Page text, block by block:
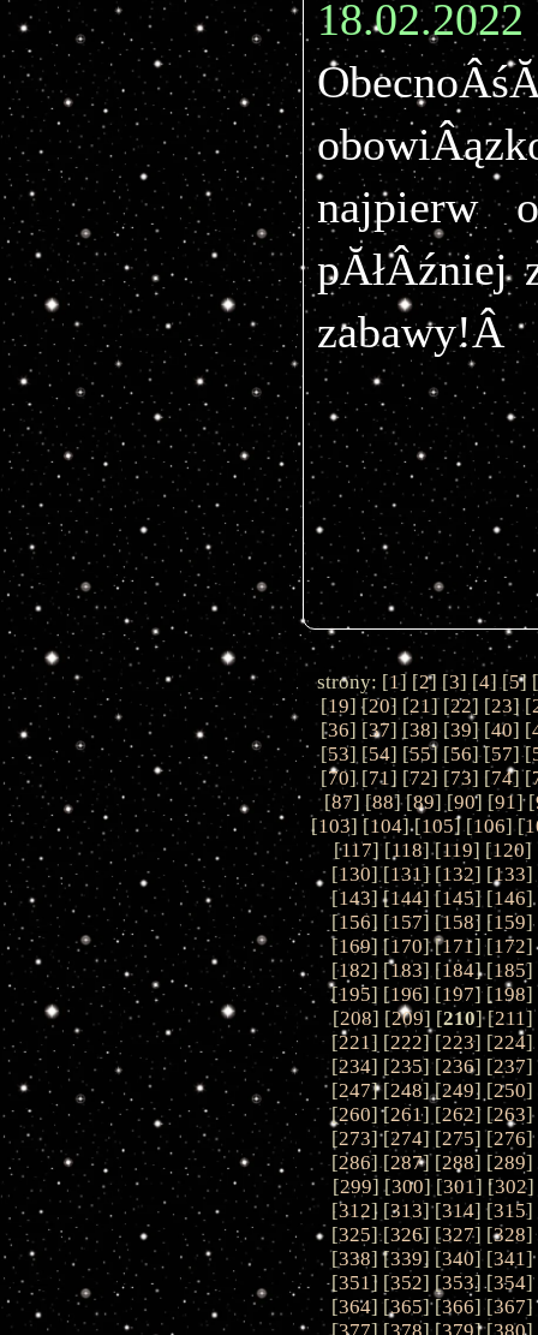
najpierw
pĂłÂźniej
zabawy!Â
strony: [1] [2] [3] [4] [5] [
[19] [20] [21] [22] [23] [
[36] [37] [38] [39] [40] [
[53] [54] [55] [56] [57] [
[70] [71] [72] [73] [74] [
[87] [88] [89] [90] [91] [
[103] [104] [105] [106] [
[117] [118] [119] [120]
[130] [131] [132] [133]
[143] [144] [145] [146]
[156] [157] [158] [159]
[169] [170] [171] [172]
[182] [183] [184] [185]
[195] [196] [197] [198]
[208] [209] [210] [211]
[221] [222] [223] [224]
[234] [235] [236] [237]
[247] [248] [249] [250]
[260] [261] [262] [263]
[273] [274] [275] [276]
[286] [287] [288] [289]
[299] [300] [301] [302]
[312] [313] [314] [315]
[325] [326] [327] [328]
[338] [339] [340] [341]
[351] [352] [353] [354]
[364] [365] [366] [367]